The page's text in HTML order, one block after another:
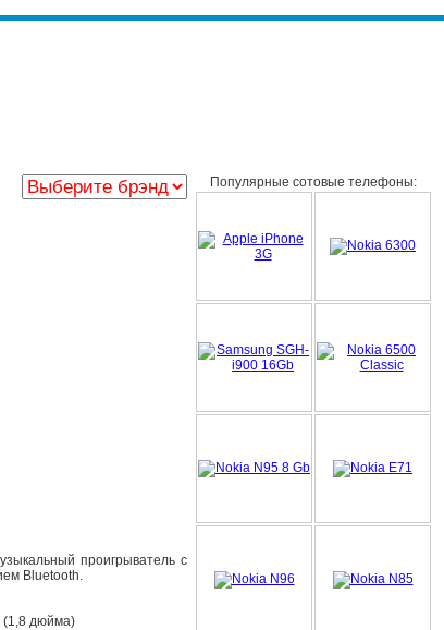
проигрыватель с
Bluetooth.
(1,8 дюйма)
Популярные сотовые телефоны: